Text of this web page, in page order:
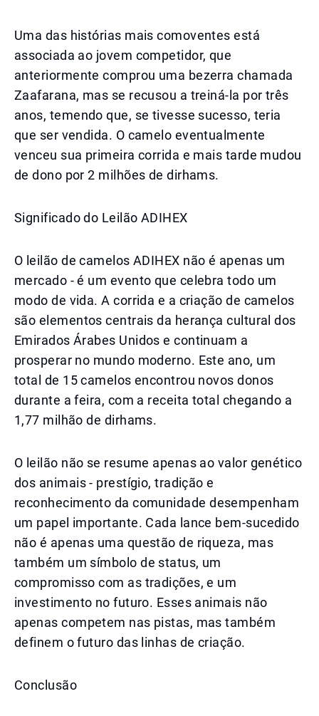
Uma das histórias mais comoventes está
associada ao jovem competidor, que
anteriormente comprou uma bezerra chamada
Zaafarana, mas se recusou a treiná-la por três
anos, temendo que, se tivesse sucesso, teria
que ser vendida. O camelo eventualmente
venceu sua primeira corrida e mais tarde mudou
de dono por 2 milhões de dirhams.
Significado do Leilão ADIHEX
O leilão de camelos ADIHEX não é apenas um
mercado - é um evento que celebra todo um
modo de vida. A corrida e a criação de camelos
são elementos centrais da herança cultural dos
Emirados Árabes Unidos e continuam a
prosperar no mundo moderno. Este ano, um
total de 15 camelos encontrou novos donos
durante a feira, com a receita total chegando a
1,77 milhão de dirhams.
O leilão não se resume apenas ao valor genético
dos animais - prestígio, tradição e
reconhecimento da comunidade desempenham
um papel importante. Cada lance bem-sucedido
não é apenas uma questão de riqueza, mas
também um símbolo de status, um
compromisso com as tradições, e um
investimento no futuro. Esses animais não
apenas competem nas pistas, mas também
definem o futuro das linhas de criação.
Conclusão